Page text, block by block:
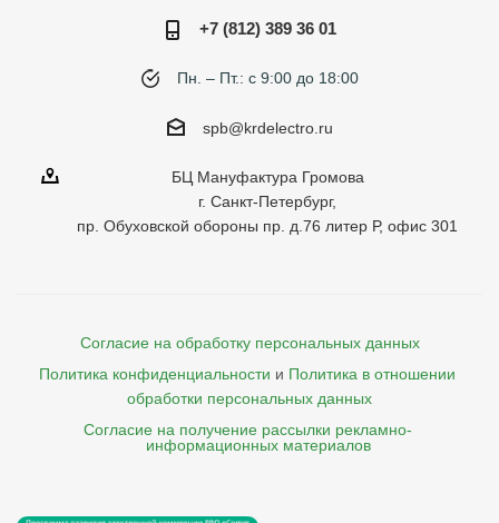
+7 (812) 389 36 01
Пн. – Пт.: с 9:00 до 18:00
spb@krdelectro.ru
БЦ Мануфактура Громова
г. Санкт-Петербург,
пр. Обуховской обороны пр. д.76 литер Р, офис 301
Согласие на обработку персональных данных
Политика конфиденциальности и Политика в отношении
обработки персональных данных
Согласие на получение рассылки рекламно-
    информационных материалов